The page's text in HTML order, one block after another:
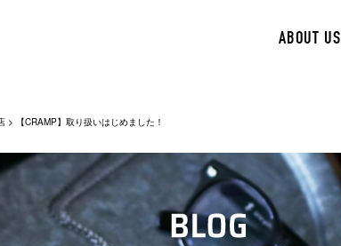
ABOUT US
> 【CRAMP】取り扱いはじめました！